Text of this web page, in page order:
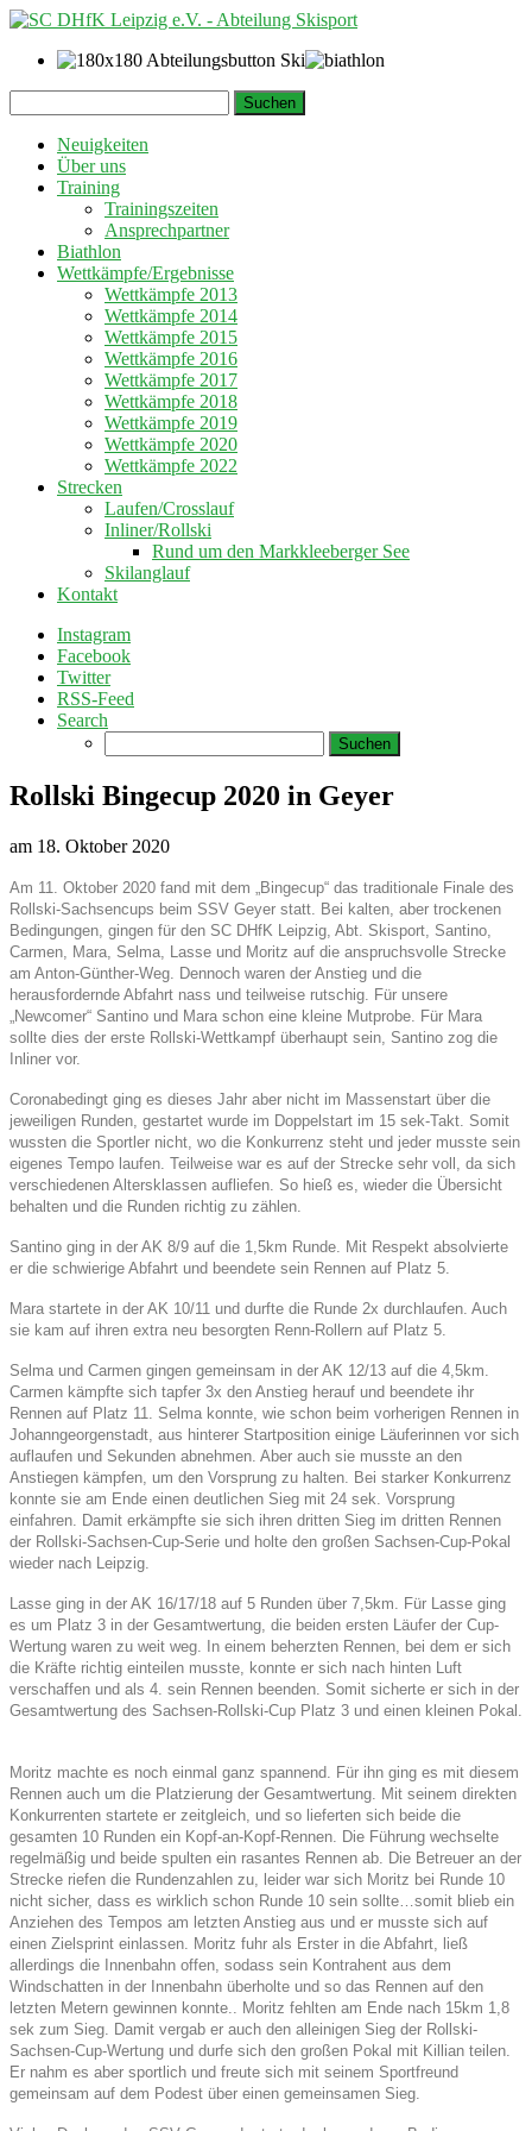
zum
Inhalt
nach:
Neuigkeiten
Über uns
Training
Trainingszeiten
Ansprechpartner
Biathlon
Wettkämpfe/Ergebnisse
Wettkämpfe 2013
Wettkämpfe 2014
Wettkämpfe 2015
Wettkämpfe 2016
Wettkämpfe 2017
Wettkämpfe 2018
Wettkämpfe 2019
Wettkämpfe 2020
Wettkämpfe 2022
Strecken
Laufen/Crosslauf
Inliner/Rollski
Rund um den Markkleeberger See
Skilanglauf
Kontakt
Instagram
Facebook
Twitter
RSS-Feed
Search
nach:
Rollski Bingecup 2020 in Geyer
am 18. Oktober 2020
Am 11. Oktober 2020 fand mit dem „Bingecup“ das traditionale Finale des
Rollski-Sachsencups beim SSV Geyer statt. Bei kalten, aber trockenen
Bedingungen, gingen für den SC DHfK Leipzig, Abt. Skisport, Santino,
Carmen, Mara, Selma, Lasse und Moritz auf die anspruchsvolle Strecke
am Anton-Günther-Weg. Dennoch waren der Anstieg und die
herausfordernde Abfahrt nass und teilweise rutschig. Für unsere
„Newcomer“ Santino und Mara schon eine kleine Mutprobe. Für Mara
sollte dies der erste Rollski-Wettkampf überhaupt sein, Santino zog die
Inliner vor.
Coronabedingt ging es dieses Jahr aber nicht im Massenstart über die
jeweiligen Runden, gestartet wurde im Doppelstart im 15 sek-Takt. Somit
wussten die Sportler nicht, wo die Konkurrenz steht und jeder musste sein
eigenes Tempo laufen. Teilweise war es auf der Strecke sehr voll, da sich
verschiedenen Altersklassen aufliefen. So hieß es, wieder die Übersicht
behalten und die Runden richtig zu zählen.
Santino ging in der AK 8/9 auf die 1,5km Runde. Mit Respekt absolvierte
er die schwierige Abfahrt und beendete sein Rennen auf Platz 5.
Mara startete in der AK 10/11 und durfte die Runde 2x durchlaufen. Auch
sie kam auf ihren extra neu besorgten Renn-Rollern auf Platz 5.
Selma und Carmen gingen gemeinsam in der AK 12/13 auf die 4,5km.
Carmen kämpfte sich tapfer 3x den Anstieg herauf und beendete ihr
Rennen auf Platz 11. Selma konnte, wie schon beim vorherigen Rennen in
Johanngeorgenstadt, aus hinterer Startposition einige Läuferinnen vor sich
auflaufen und Sekunden abnehmen. Aber auch sie musste an den
Anstiegen kämpfen, um den Vorsprung zu halten. Bei starker Konkurrenz
konnte sie am Ende einen deutlichen Sieg mit 24 sek. Vorsprung
einfahren. Damit erkämpfte sie sich ihren dritten Sieg im dritten Rennen
der Rollski-Sachsen-Cup-Serie und holte den großen Sachsen-Cup-Pokal
wieder nach Leipzig.
Lasse ging in der AK 16/17/18 auf 5 Runden über 7,5km. Für Lasse ging
es um Platz 3 in der Gesamtwertung, die beiden ersten Läufer der Cup-
Wertung waren zu weit weg. In einem beherzten Rennen, bei dem er sich
die Kräfte richtig einteilen musste, konnte er sich nach hinten Luft
verschaffen und als 4. sein Rennen beenden. Somit sicherte er sich in der
Gesamtwertung des Sachsen-Rollski-Cup Platz 3 und einen kleinen Pokal.
Moritz machte es noch einmal ganz spannend. Für ihn ging es mit diesem
Rennen auch um die Platzierung der Gesamtwertung. Mit seinem direkten
Konkurrenten startete er zeitgleich, und so lieferten sich beide die
gesamten 10 Runden ein Kopf-an-Kopf-Rennen. Die Führung wechselte
regelmäßig und beide spulten ein rasantes Rennen ab. Die Betreuer an der
Strecke riefen die Rundenzahlen zu, leider war sich Moritz bei Runde 10
nicht sicher, dass es wirklich schon Runde 10 sein sollte…somit blieb ein
Anziehen des Tempos am letzten Anstieg aus und er musste sich auf
einen Zielsprint einlassen. Moritz fuhr als Erster in die Abfahrt, ließ
allerdings die Innenbahn offen, sodass sein Kontrahent aus dem
Windschatten in der Innenbahn überholte und so das Rennen auf den
letzten Metern gewinnen konnte.. Moritz fehlten am Ende nach 15km 1,8
sek zum Sieg. Damit vergab er auch den alleinigen Sieg der Rollski-
Sachsen-Cup-Wertung und durfe sich den großen Pokal mit Killian teilen.
Er nahm es aber sportlich und freute sich mit seinem Sportfreund
gemeinsam auf dem Podest über einen gemeinsamen Sieg.